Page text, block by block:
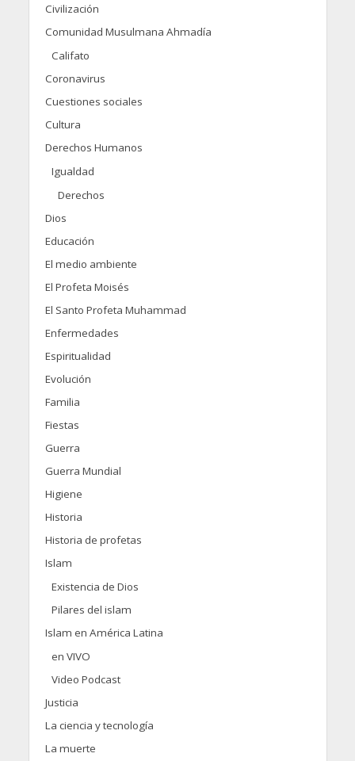
Civilización
Comunidad Musulmana Ahmadía
Califato
Coronavirus
Cuestiones sociales
Cultura
Derechos Humanos
Igualdad
Derechos
Dios
Educación
El medio ambiente
El Profeta Moisés
El Santo Profeta Muhammad
Enfermedades
Espiritualidad
Evolución
Familia
Fiestas
Guerra
Guerra Mundial
Higiene
Historia
Historia de profetas
Islam
Existencia de Dios
Pilares del islam
Islam en América Latina
en VIVO
Video Podcast
Justicia
La ciencia y tecnología
La muerte